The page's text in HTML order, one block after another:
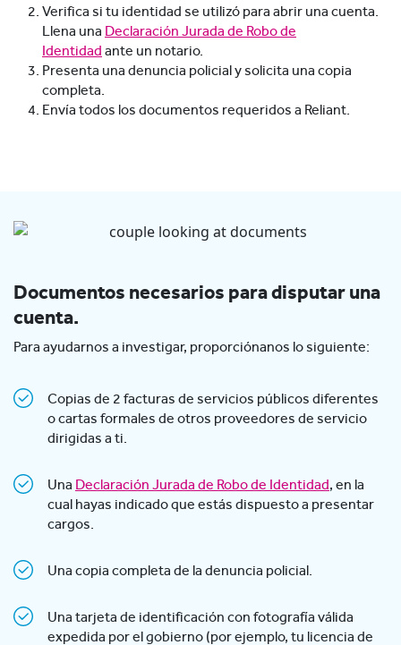
Verifica si tu identidad se utilizó para abrir una cuenta.
Llena una Declaración Jurada de Robo de
Identidad ante un notario.
Presenta una denuncia policial y solicita una copia
completa.
Envía todos los documentos requeridos a Reliant.
Documentos necesarios para disputar una
cuenta.
Para ayudarnos a investigar, proporciónanos lo siguiente:
Copias de 2 facturas de servicios públicos diferentes
o cartas formales de otros proveedores de servicio
dirigidas a ti.
Una Declaración Jurada de Robo de Identidad, en la
cual hayas indicado que estás dispuesto a presentar
cargos.
Una copia completa de la denuncia policial.
Una tarjeta de identificación con fotografía válida
expedida por el gobierno (por ejemplo, tu licencia de